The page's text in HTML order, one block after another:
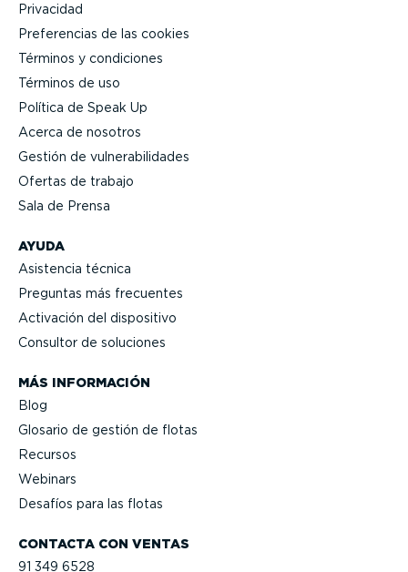
CONTACTA CON VENTAS
91 349 6528
AYUDA
Asistencia técnica
Preguntas más frecuentes
Activación del dispositivo
Consultor de soluciones
MÁS INFORMACIÓN
Blog
Glosario de gestión de flotas
Recursos
Webinars
Desafíos para las flotas
Privacidad
Prefe­rencias de las cookies
Términos y condiciones
Términos de uso
Política de Speak Up
Acerca de nosotros
Gestión de vulne­ra­bi­li­dades
Ofertas de trabajo
Sala de Prensa